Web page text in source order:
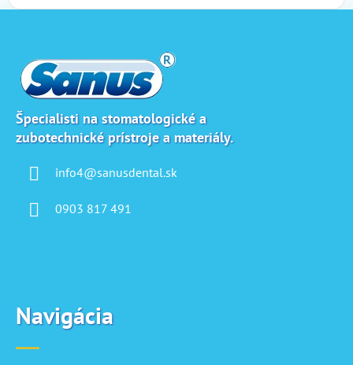
Špecialisti na stomatologické a
zubotechnické prístroje a materiály.
info4@sanusdental.sk
0903 817 491
Navigácia